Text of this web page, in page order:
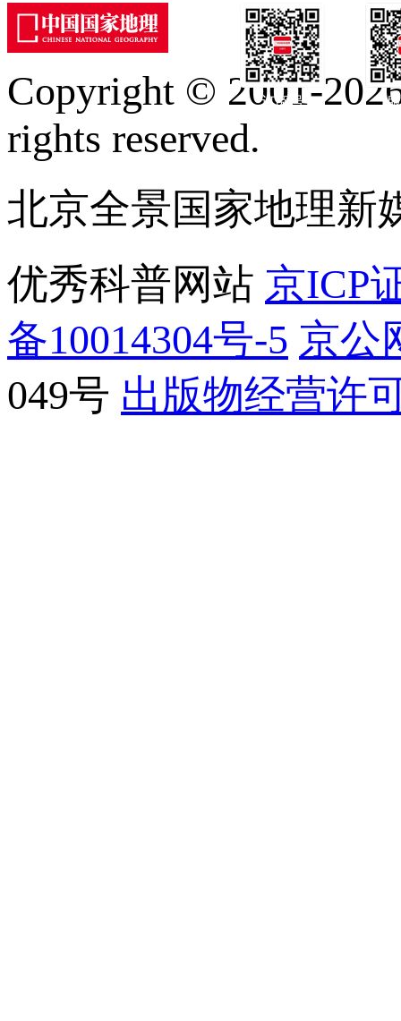
订阅号
Copyright © 2001-
rights reserved.
北京全景国家地理新
优秀科普网站 京ICP
备10014304号-5 京公
049号 出版物经营许